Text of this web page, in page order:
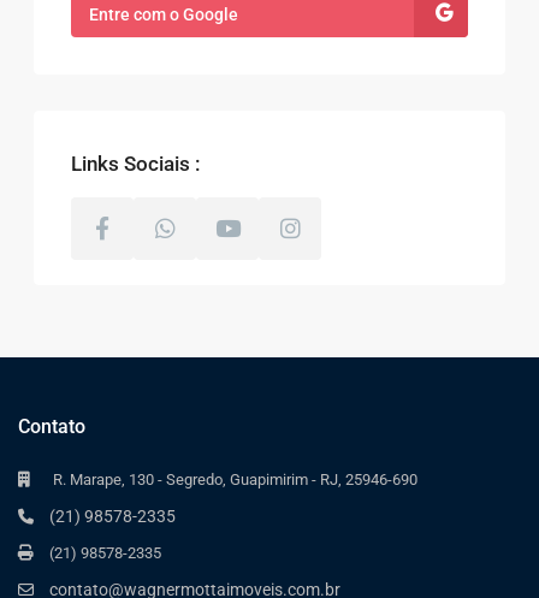
Entre com o Google
Links Sociais :
Contato
R. Marape, 130 - Segredo, Guapimirim - RJ, 25946-690
(21) 98578-2335
(21) 98578-2335
contato@wagnermottaimoveis.com.br